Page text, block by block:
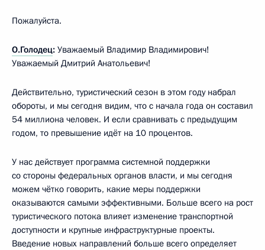
Пожалуйста.
О.Голодец: Уважаемый Владимир Владимирович!
Уважаемый Дмитрий Анатольевич!
Действительно, туристический сезон в этом году набрал
обороты, и мы сегодня видим, что с начала года он составил
54 миллиона человек. И если сравнивать с предыдущим
годом, то превышение идёт на 10 процентов.
У нас действует программа системной поддержки
со стороны федеральных органов власти, и мы сегодня
можем чётко говорить, какие меры поддержки
оказываются самыми эффективными. Больше всего на рост
туристического потока влияет изменение транспортной
доступности и крупные инфраструктурные проекты.
Введение новых направлений больше всего определяет